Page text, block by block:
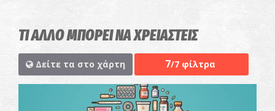
ΤΙ ΑΛΛΟ ΜΠΟΡΕΙ ΝΑ ΧΡΕΙΑΣΤΕΙΣ
Δείτε τα στο χάρτη 7/7 φίλτρα